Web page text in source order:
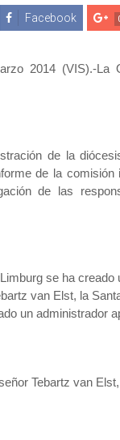
Facebook
2014 (VIS).-
de la
de la
de las
se ha
van Elst, la
un administrador
Tebartz van